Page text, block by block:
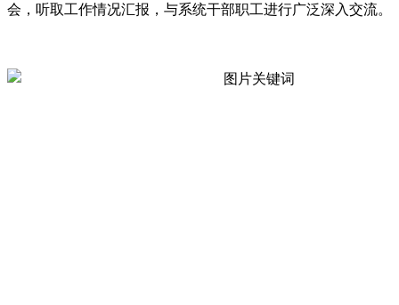
会，听取工作情况汇报，与系统干部职工进行广泛深入交流。